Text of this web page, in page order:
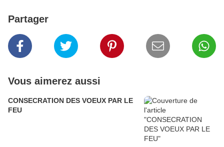
Partager
Vous aimerez aussi
CONSECRATION DES VOEUX PAR LE
FEU